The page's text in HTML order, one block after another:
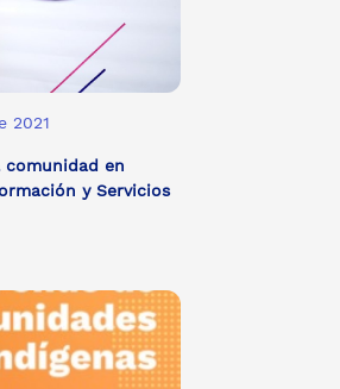
2021
comunidad en
y Servicios